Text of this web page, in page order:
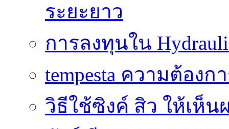
ระยะยาว
การลงทุนใน
tempesta ความต้อง
วิธีใช้ซิงค์ สิว ให้เห็